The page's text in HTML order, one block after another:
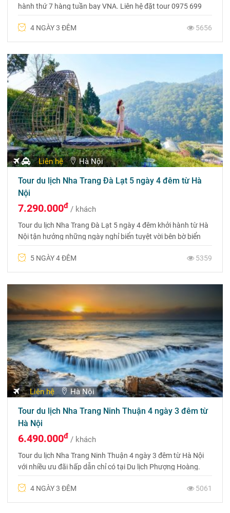
hành thứ 7 hàng tuần bay VNA. Liên hệ đặt tour 0975 699
Phượng Hoàng
4 NGÀY 3 ĐÊM 5656
Liên hệ Hà Nội
Tour du lịch Nha Trang Đà Lạt 5 ngày 4 đêm từ Hà
Nội
7.290.000đ / khách
Tour du lịch Nha Trang Đà Lạt 5 ngày 4 đêm khởi hành từ Hà
Nội tận hưởng những ngày nghỉ biển tuyệt vời bên bờ biển
chơi giải trí đẳng cấp hàng đầu Việt Nam. Liên hệ đặt tour
09756 999 88
5 NGÀY 4 ĐÊM 5359
Liên hệ Hà Nội
Tour du lịch Nha Trang Ninh Thuận 4 ngày 3 đêm từ
Hà Nội
6.490.000đ / khách
Tour du lịch Nha Trang Ninh Thuận 4 ngày 3 đêm từ Hà Nội
với nhiều ưu đãi hấp dẫn chỉ có tại Du lịch Phượng Hoàng.
phí 4 NGÀY 3 ĐÊM 5061